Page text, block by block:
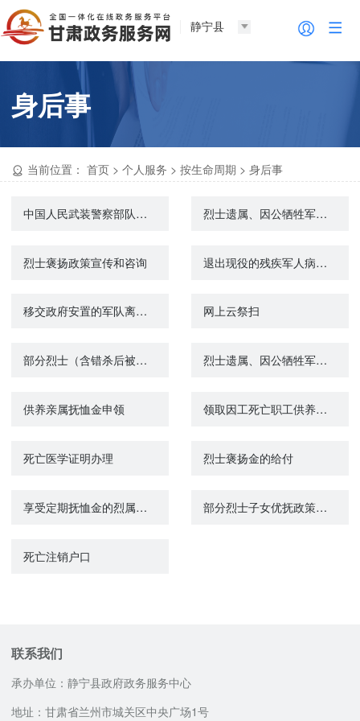
静宁县
身后事
当前位置： 首页 >个人服务 >按生命周期 >身后事
中国人民武装警察部队、军队离退休人员一次性死亡抚恤金的给付 烈士遗属、因公牺牲军人遗属、病故军人遗属一次性抚恤金的给付
烈士褒扬政策宣传和咨询 退出现役的残疾军人病故丧葬费的给付
移交政府安置的军队离退休人员牺牲、病故后6个月工资的给付 网上云祭扫
部分烈士（含错杀后被平反人员）子女生活补助的给付 烈士遗属、因公牺牲军人遗属、病故军人遗属定期抚恤金的给付
供养亲属抚恤金申领 领取因工死亡职工供养亲属待遇资格认证
死亡医学证明办理 烈士褒扬金的给付
享受定期抚恤金的烈属、因公牺牲军人遗属、病故军人遗属丧葬费的给付 部分烈士子女优抚政策宣传和咨询
死亡注销户口
联系我们
承办单位：静宁县政府政务服务中心
地址：甘肃省兰州市城关区中央广场1号